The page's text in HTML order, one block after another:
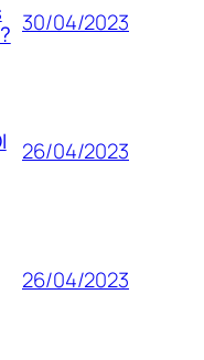
30/04/2023
26/04/2023
26/04/2023